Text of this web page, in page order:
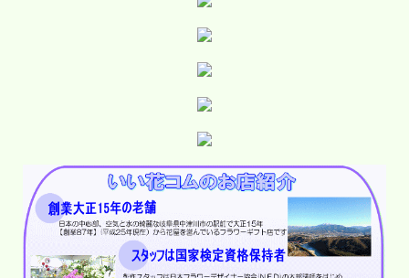
■フラワーデザイナーにおまかせの人気のシリー
誕生日やお祝い事に誕生月のお花を入れて贈りま
せんか